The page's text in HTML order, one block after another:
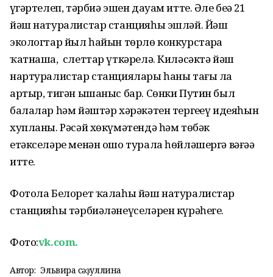
үҙгәртелеп, тәрбиә эшен дауам итте. Әле беҙҙә 21
йәш натуралистар станцияһы эшләй. Йәш
экологтар йыл һайын төрлө конкурстарҙа
ҡатнаша, слеттар үткәрелә. Киләсәктә йәш
нартуралистар станциялары һаны тағы ла
артыр, тигән ышаныс бар. Сөнки Путин был
балалар һәм йәштәр хәрәкәтен тергеҙеү идеяһын
хупланы. Рәсәй хөкүмәтендә һәм төбәк
етәкселәре менән ошо турала һөйләшергә вәғәҙә
итте.
Фотола Белорет ҡалаһы йәш натуралистар
станцияһы тәрбиәләнеүселәрен күрәһегеҙ.
Фото:vk.com.
Автор: Эльвира Әсәҙуллина